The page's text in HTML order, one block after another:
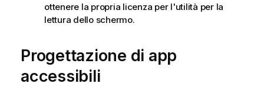
ottenere la propria licenza per l'utilità per la
lettura dello schermo.
Progettazione di app
accessibili